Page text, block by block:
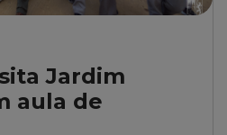
Jardim
aula de